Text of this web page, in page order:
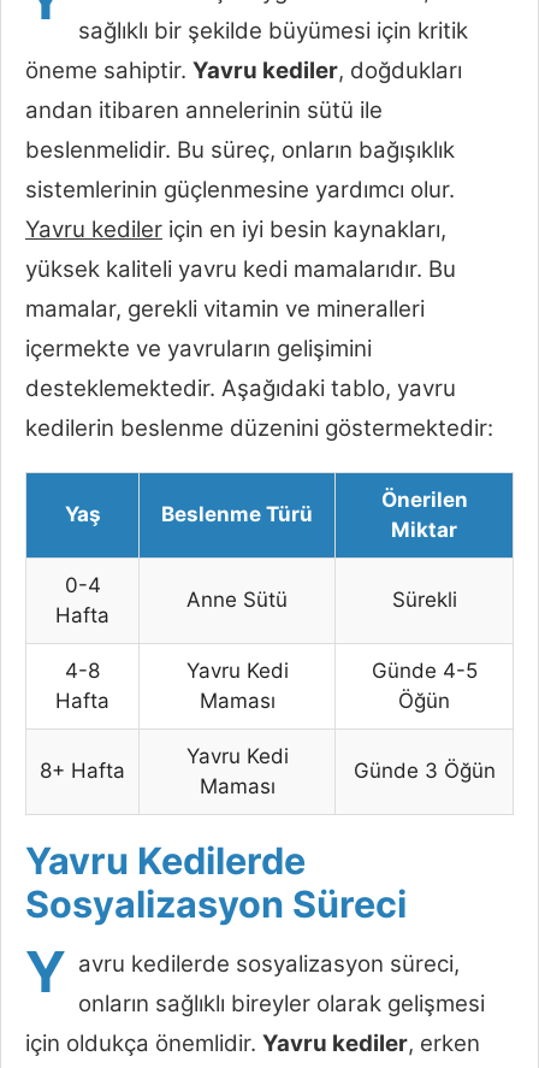
sağlıklı bir şekilde büyümesi için kritik
öneme sahiptir. Yavru kediler, doğdukları
andan itibaren annelerinin sütü ile
beslenmelidir. Bu süreç, onların bağışıklık
sistemlerinin güçlenmesine yardımcı olur.
Yavru kediler için en iyi besin kaynakları,
yüksek kaliteli yavru kedi mamalarıdır. Bu
mamalar, gerekli vitamin ve mineralleri
içermekte ve yavruların gelişimini
desteklemektedir. Aşağıdaki tablo, yavru
kedilerin beslenme düzenini göstermektedir:
Yaş Beslenme Türü
Önerilen
Miktar
0-4
Hafta
Anne Sütü Sürekli
4-8
Hafta
Yavru Kedi
Maması
Günde 4-5
Öğün
8+ Hafta
Yavru Kedi
Maması
Günde 3 Öğün
Yavru Kedilerde
Sosyalizasyon Süreci
Y avru kedilerde sosyalizasyon süreci,
onların sağlıklı bireyler olarak gelişmesi
için oldukça önemlidir. Yavru kediler, erken